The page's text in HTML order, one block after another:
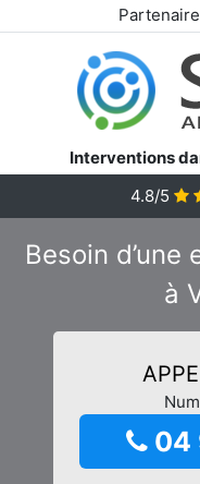
Interventions
4.8/5
Besoin
à
04